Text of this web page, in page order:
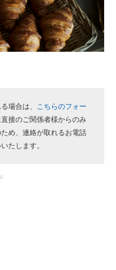
場合は、 こちらのフォー
接のご関係者様からのみ
め、連絡が取れるお電話
たします。